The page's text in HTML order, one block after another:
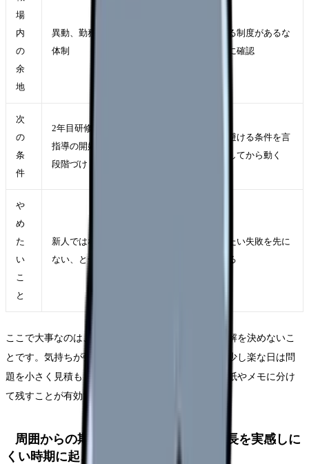
場
内
の
余
地
異動、勤務調整、相談窓口、教育
体制
使える制度があるな
ら先に確認
次
の
条
件
2年目研修、夜勤フォロー、後輩
指導の開始時期、リーダー業務の
段階づけ
次で避ける条件を言
語化してから動く
や
め
た
い
こ
と
新人ではないから相談してはいけ
ない、と一人で抱えること
避けたい失敗を先に
決める
ここで大事なのは、辞めたい気持ちの強さだけで正解を決めないこ
とです。気持ちが強い日は判断が急ぎやすく、逆に少し楽な日は問
題を小さく見積もりやすくなります。だからこそ、紙やメモに分け
て残すことが有効です。
周囲からの期待だけが増え、自分の成長を実感しに
くい時期に起きやすいこと